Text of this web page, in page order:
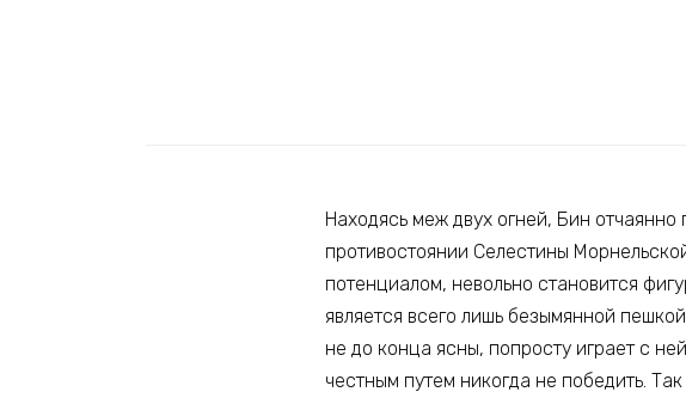
Находясь меж двух огней, Бин отчаянно
противостоянии Селестины
потенциалом, невольно становится
является всего лишь безымянной
не до конца ясны, попросту играет с
честным путем никогда не победить.